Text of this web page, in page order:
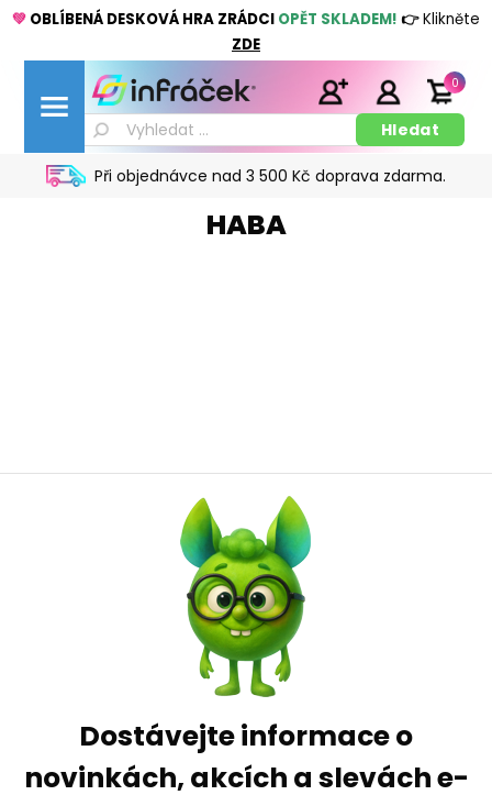
💚 OBLÍBENÁ DESKOVÁ HRA ZRÁDCI OPĚT SKLADEM! 👉Klikněte
ZDE
Při objednávce nad 3 500 Kč doprava zdarma.
0
HABA
Dostávejte informace o
novinkách, akcích a slevách e-